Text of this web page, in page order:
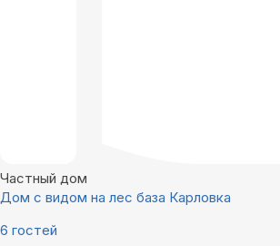
Частный дом
Дом с видом на лес база Карловка
6 гостей